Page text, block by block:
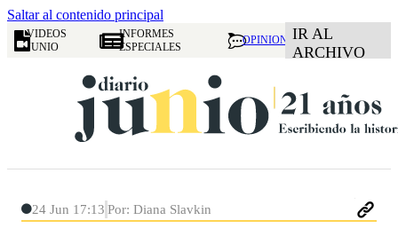
Saltar al contenido principal
VIDEOS
JUNIO
INFORMES
ESPECIALES
OPINION IR AL
ARCHIVO
24 Jun 17:13 Por: Diana Slavkin